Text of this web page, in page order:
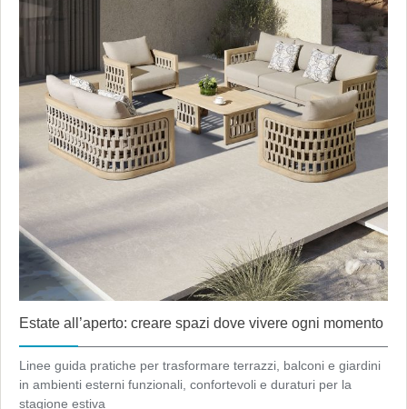
Estate all’aperto: creare spazi dove vivere ogni momento
Linee guida pratiche per trasformare terrazzi, balconi e giardini
in ambienti esterni funzionali, confortevoli e duraturi per la
stagione estiva